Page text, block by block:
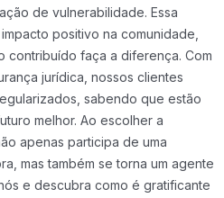
de vulnerabilidade. Essa
positivo na comunidade,
contribuído faça a diferença. Com
jurídica, nossos clientes
sabendo que estão
melhor. Ao escolher a
apenas participa de uma
mas também se torna um agente
e descubra como é gratificante